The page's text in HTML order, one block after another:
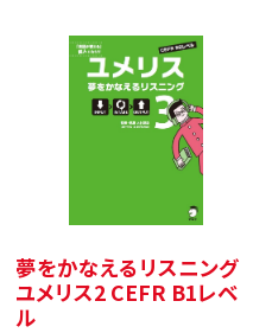
夢をかなえるリスニング
ユメリス2 CEFR B1レベ
ル